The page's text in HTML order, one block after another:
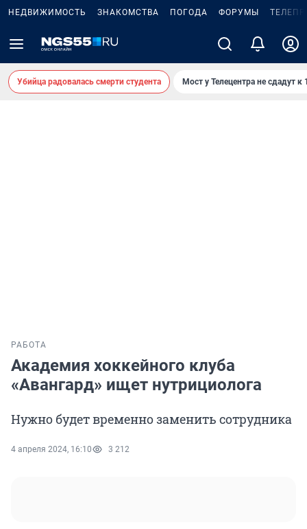
НЕДВИЖИМОСТЬ ЗНАКОМСТВА ПОГОДА ФОРУМЫ
Убийца радовалась смерти студента Мост у Телецентра не сдадут к
РАБОТА
Академия хоккейного клуба
«Авангард» ищет нутрициолога
Нужно будет временно заменить сотрудника
4 апреля 2024, 16:10 3 212